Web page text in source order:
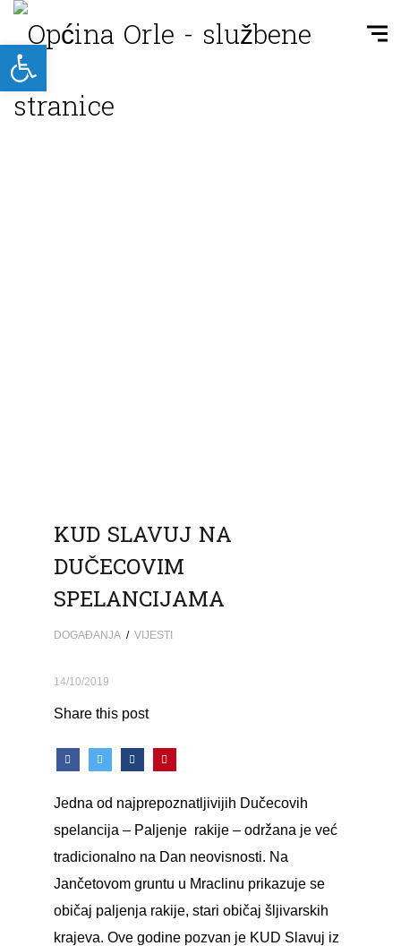
Open toolbar
KUD SLAVUJ NA
DUČECOVIM
SPELANCIJAMA
DOGAĐANJA/ VIJESTI
14/10/2019
Share this post
Jedna od najprepoznatljivijih Dučecovih
spelancija – Paljenje rakije – održana je već
tradicionalno na Dan neovisnosti. Na
Jančetovom gruntu u Mraclinu prikazuje se
običaj paljenja rakije, stari običaj šljivarskih
krajeva. Ove godine pozvan je KUD Slavuj iz